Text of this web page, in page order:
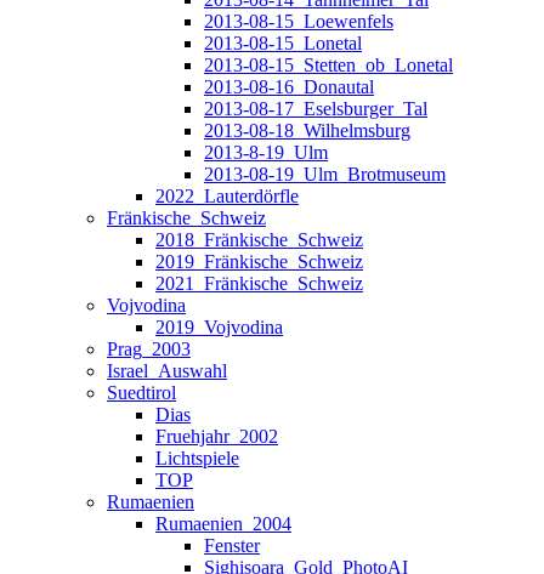
2013-08-15_Loewenfels
2013-08-15_Lonetal
2013-08-15_Stetten_ob_Lonetal
2013-08-16_Donautal
2013-08-17_Eselsburger_Tal
2013-08-18_Wilhelmsburg
2013-8-19_Ulm
2013-08-19_Ulm_Brotmuseum
2022_Lauterdörfle
Fränkische_Schweiz
2018_Fränkische_Schweiz
2019_Fränkische_Schweiz
2021_Fränkische_Schweiz
Vojvodina
2019_Vojvodina
Prag_2003
Israel_Auswahl
Suedtirol
Dias
Fruehjahr_2002
Lichtspiele
TOP
Rumaenien
Rumaenien_2004
Fenster
Sighisoara_Gold_PhotoAI